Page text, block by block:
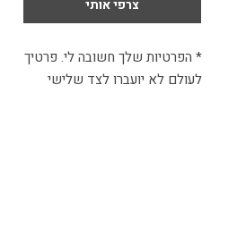
* הפרטיות שלך חשובה לי. פרטיך
לעולם לא יועברו לצד שלישי